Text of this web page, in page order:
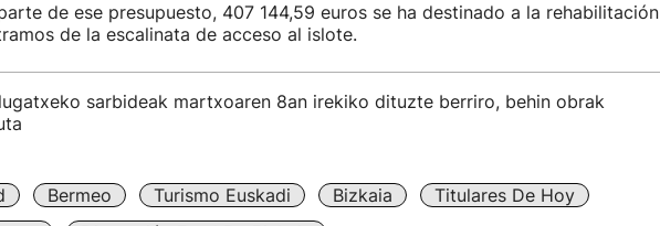
de ese presupuesto, 407 144,59 euros se ha destinado a la rehabilitación
de la escalinata de acceso al islote.
sarbideak martxoaren 8an irekiko dituzte berriro, behin obrak
Bermeo Turismo Euskadi Bizkaia
Titulares De Hoy